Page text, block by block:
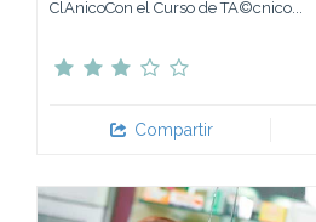
ClÃ­nicoCon el Curso de TÃ©cnico...
Compartir